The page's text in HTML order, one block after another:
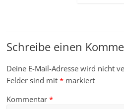
Schreibe einen
Deine E-Mail-Adresse wird nicht
Felder sind mit* markiert
Kommentar*